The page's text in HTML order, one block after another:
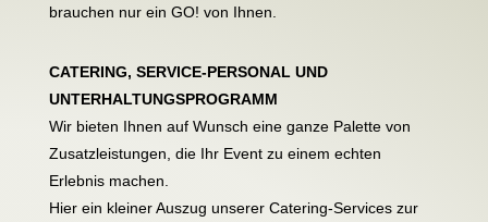
brauchen nur ein GO! von Ihnen.
CATERING, SERVICE-PERSONAL UND
UNTERHALTUNGSPROGRAMM
Wir bieten Ihnen auf Wunsch eine ganze Palette von
Zusatzleistungen, die Ihr Event zu einem echten
Erlebnis machen.
Hier ein kleiner Auszug unserer Catering-Services zur